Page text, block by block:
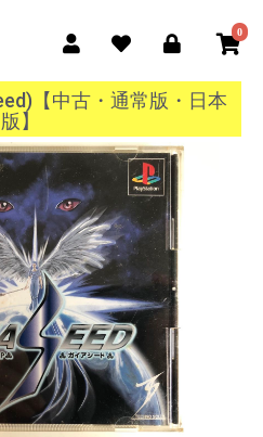
0
【中古・通常版・日本
版】